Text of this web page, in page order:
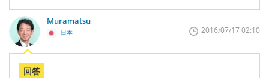
Muramatsu
日本 2016/07/17 02:10
回答